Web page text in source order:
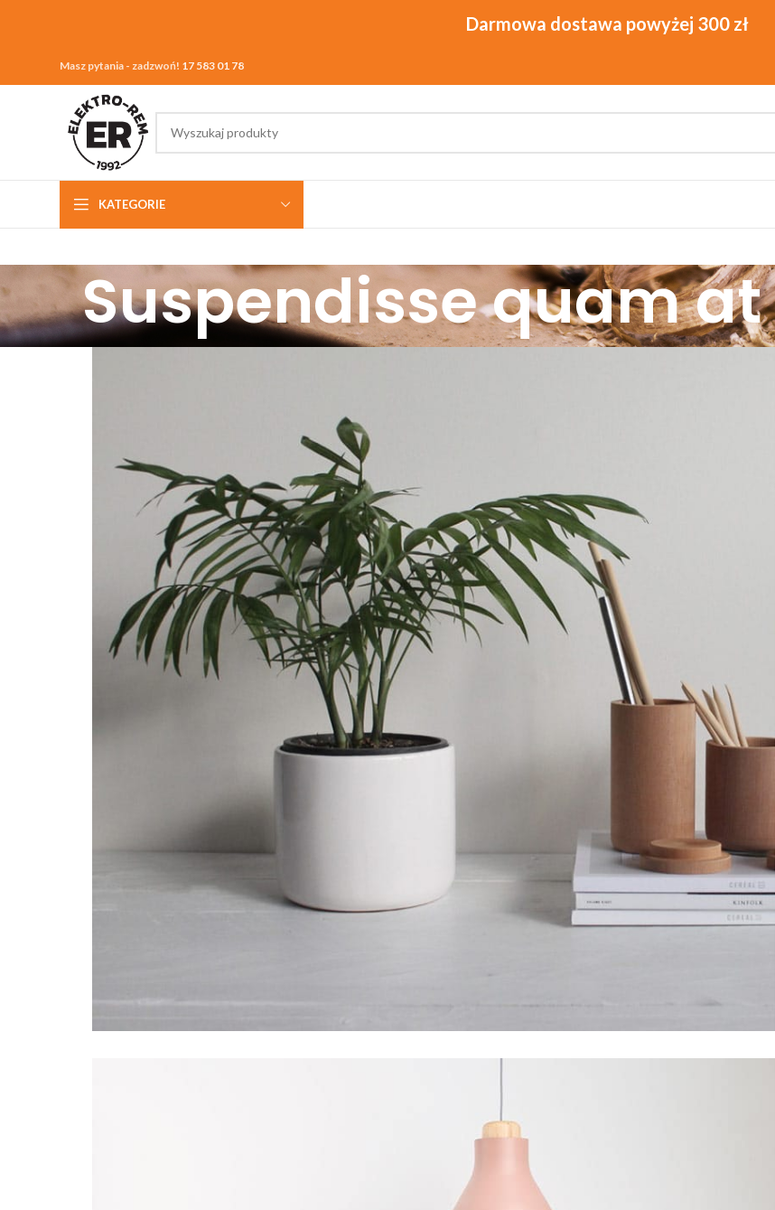
Masz pytania - zadzwoń! 17 583 01 78
KATEGORIE
Suspendisse quam